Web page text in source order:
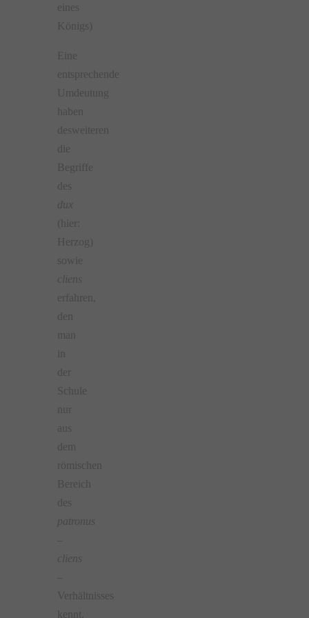
eines
Königs)
Eine
entsprechende
Umdeutung
haben
desweiteren
die
Begriffe
des
dux
(hier:
Herzog)
sowie
cliens
erfahren,
den
man
der
Schule
aus
dem
römischen
Bereich
des
patronus
cliens
Verhältnisses
kennt.